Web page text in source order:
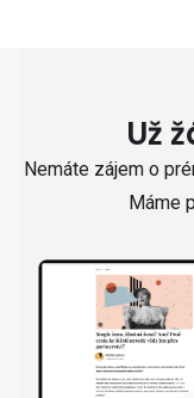
Už
Nemáte zájem o
Máme